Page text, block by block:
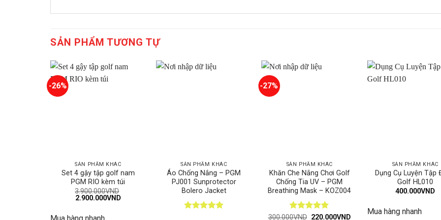
SẢN PHẨM TƯƠNG TỰ
-26%
SẢN PHẨM KHÁC
Set 4 gậy tập golf nam
PGM RIO kèm túi
3.900.000VND
Giá
2.900.000VNDGiá
Mua hàng nhanh
SẢN PHẨM KHÁC
Áo Chống Nắng – PGM
PJ001 Sunprotector
Bolero Jacket
-27%
SẢN PHẨM KHÁC
Khăn Che Nắng Chơi Golf
Chống Tia UV – PGM
Breathing Mask – KOZ004
Được xếp
300.000VND Giá
220.000VND
SẢN PHẨM KHÁC
Dụng Cụ Luyện Tập
Golf HL010
400.000VND
Mua hàng nhanh